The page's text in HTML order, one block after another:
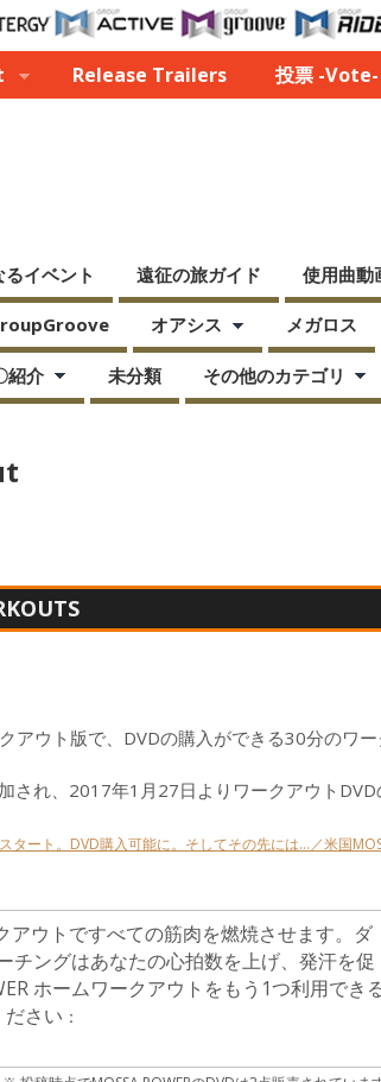
Release Trailers 投票 -Vote-
イベント 遠征の旅ガイド 使用曲動
オアシス メガロス
紹介 未分類 その他のカテゴリ
アウト版で、DVDの購入ができる30分のワー
され、2017年1月27日よりワークアウトDVD
タート。DVD購入可能に。そしてその先には…／米国
アウトですべての筋肉を燃焼させます。ダ
チングはあなたの心拍数を上げ、発汗を促
ホームワークアウトをもう1つ利用でき
さい ：